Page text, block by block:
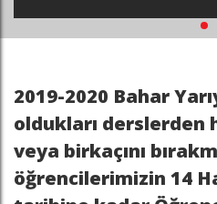
2019-2020 Bahar
oldukları derslerden
veya birkaçını
öğrencilerimizin 14